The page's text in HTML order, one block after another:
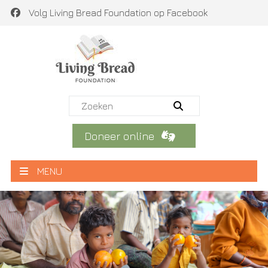
Volg Living Bread Foundation op Facebook
Doneer online
MENU